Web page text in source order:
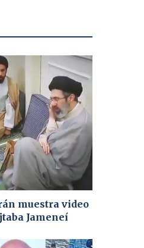
muestra video
Jameneí